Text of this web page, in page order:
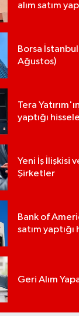
alım satım
Borsa
Ağustos)
Tera
yaptığı
Yeni İş İlişkisi
Şirketler
Bank of
satım yaptığı
Geri Alım